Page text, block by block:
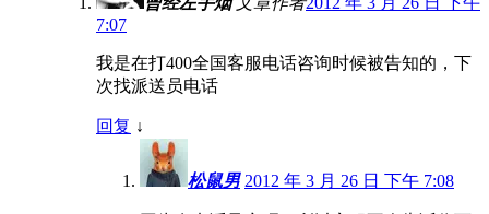
7:07
我是在打400全国客服电话咨询时候被告知的，下
次找派送员电话
回复 ↓
松鼠男 2012 年 3 月 26 日 下午 7:08